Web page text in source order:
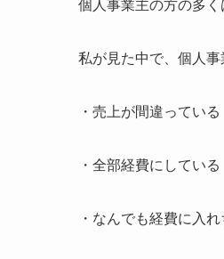
個人事業主の方の多く
私が見た中で、個人
・売上が間違っている
・全部経費にしている
・なんでも経費に入